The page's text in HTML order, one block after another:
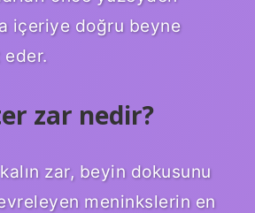
içeriye doğru beyne
zar nedir?
zar, beyin dokusunu
meninkslerin en